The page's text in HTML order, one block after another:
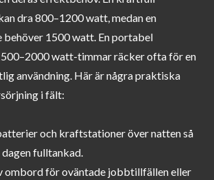
dra 800–1200 watt, medan en
behöver 1500 watt. En portabel
watt-timmar räcker ofta för en
användning. Här är några praktiska
i fält:
och kraftstationer över natten så
fulltankad.
ombord för oväntade jobbtillfällen eller